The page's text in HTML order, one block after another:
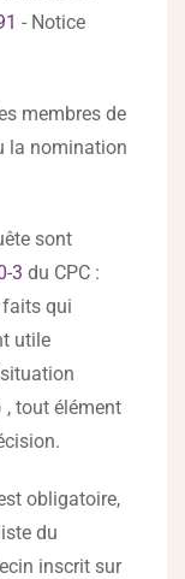
- Notice
membres de
la nomination
sont
3 du CPC :
faits qui
utile
tout élément
obligatoire,
du
inscrit sur